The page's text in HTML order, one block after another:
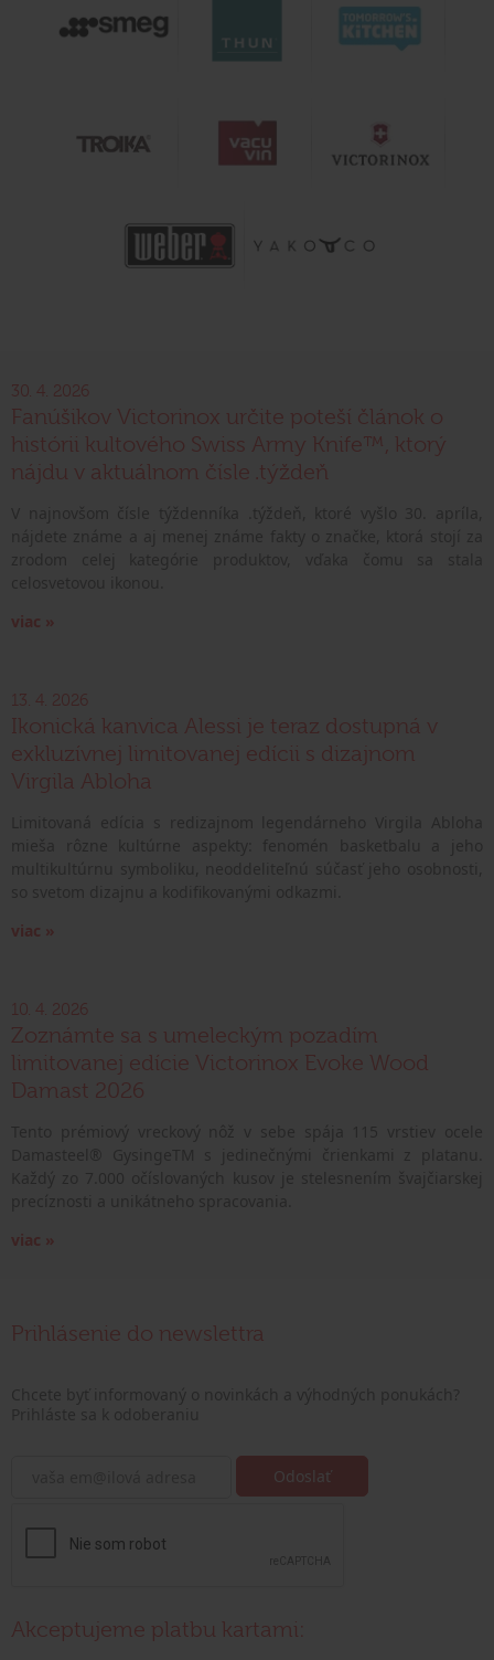
30. 4. 2026
Fanúšikov Victorinox určite poteší článok o
histórii kultového Swiss Army Knife™, ktorý
nájdu v aktuálnom čísle .týždeň
viac »
13. 4. 2026
Ikonická kanvica Alessi je teraz dostupná v
exkluzívnej limitovanej edícii s dizajnom
Virgila Abloha
viac »
10. 4. 2026
Zoznámte sa s umeleckým pozadím
limitovanej edície Victorinox Evoke Wood
Damast 2026
viac »
Prihlásenie do newslettra
Akceptujeme platbu kartami: